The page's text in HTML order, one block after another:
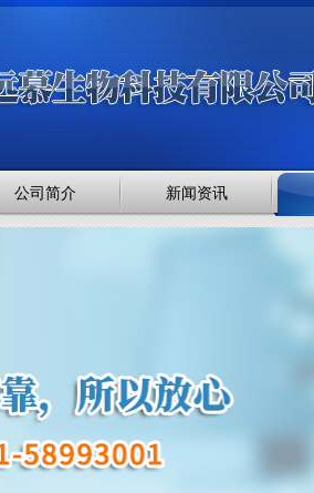
公司简介 新闻资讯